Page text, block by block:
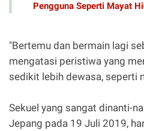
Pengguna Seperti Mayat
"Bertemu dan bermain lagi
mengatasi peristiwa yang
sedikit lebih dewasa, seperti
Sekuel yang sangat dinanti-
Jepang pada 19 Juli 2019,